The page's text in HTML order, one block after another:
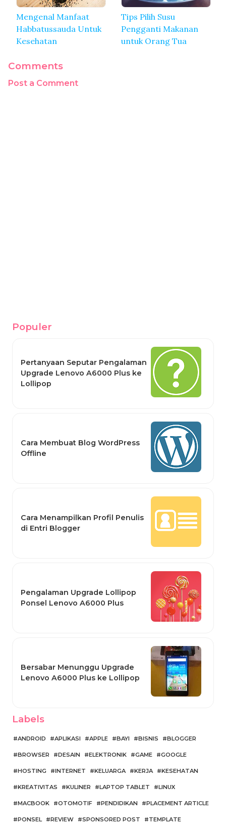
Mengenal Manfaat
Habbatussauda Untuk
Kesehatan
Tips Pilih Susu
Pengganti Makanan
untuk Orang Tua
Comments
Post a Comment
Populer
Pertanyaan Seputar Pengalaman
Upgrade Lenovo A6000 Plus ke
Lollipop
Cara Membuat Blog WordPress
Offline
Cara Menampilkan Profil Penulis
di Entri Blogger
Pengalaman Upgrade Lollipop
Ponsel Lenovo A6000 Plus
Bersabar Menunggu Upgrade
Lenovo A6000 Plus ke Lollipop
Labels
ANDROID APLIKASI APPLE BAYI BISNIS BLOGGER
BROWSER DESAIN ELEKTRONIK GAME GOOGLE
HOSTING INTERNET KELUARGA KERJA KESEHATAN
KREATIVITAS KULINER LAPTOP TABLET LINUX
MACBOOK OTOMOTIF PENDIDIKAN PLACEMENT ARTICLE
PONSEL REVIEW SPONSORED POST TEMPLATE